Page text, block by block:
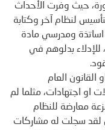
حيث وفرت الأحداث
لنظام آخر وكتابة
اساتذة ومدرسي مادة
للإدلاء بدلوهم في
العام
او اجتهادات، مثلما لم
معارضة للنظام
لقد سجلت له مشاركات